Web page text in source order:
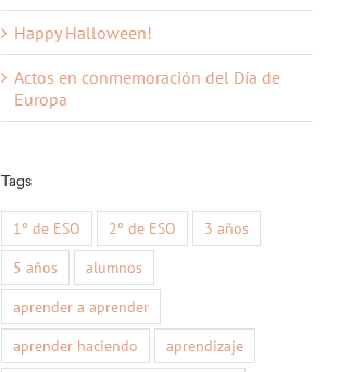
Happy Halloween!
Actos en conmemoración del Día de
Europa
Tags
1º de ESO 2º de ESO
3 años
5 años
alumnos
aprender a aprender
aprender haciendo
aprendizaje